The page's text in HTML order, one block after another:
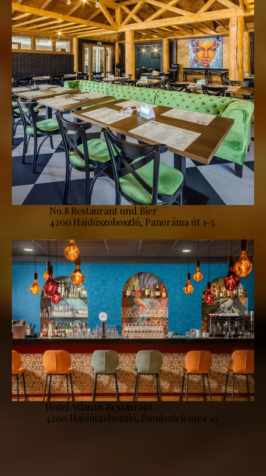
No.8 Restaurant und Bier
4200 Hajdúszoboszló, Panoráma út 1-3.
Hotel Atlantis Restaurant
4200 Hajdúszoboszló, Damjanich utca 10.